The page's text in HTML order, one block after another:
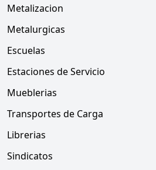
Metalizacion
Metalurgicas
Escuelas
Estaciones de Servicio
Mueblerias
Transportes de Carga
Librerias
Sindicatos